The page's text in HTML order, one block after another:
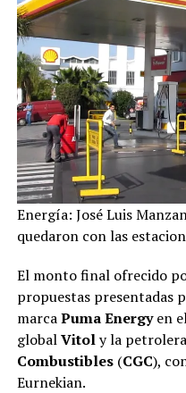
Energía: José Luis
quedaron con las
El monto final ofrecido
propuestas presentadas
marcaPuma Energyen
globalVitoly la petrolera
Combustibles(CGC),
Eurnekian.